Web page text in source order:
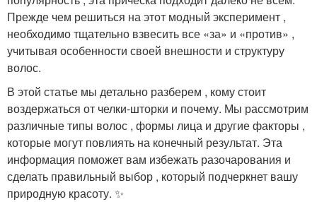
Прежде чем решиться на этот модный эксперимент ,
необходимо тщательно взвесить все «за» и «против» ,
учитывая особенности своей внешности и структуру
волос.
В этой статье мы детально разберем , кому стоит
воздержаться от челки-шторки и почему. Мы рассмотрим
различные типы волос , формы лица и другие факторы ,
которые могут повлиять на конечный результат. Эта
информация поможет вам избежать разочарования и
сделать правильный выбор , который подчеркнет вашу
природную красоту. ✨